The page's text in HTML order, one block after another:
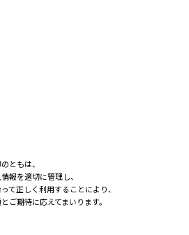
ともは、
報を適切に管理し、
て正しく利用することにより、
ご期待に応えてまいります。